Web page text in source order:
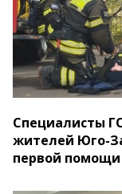
Специалисты
жителей Юго-
первой помощи